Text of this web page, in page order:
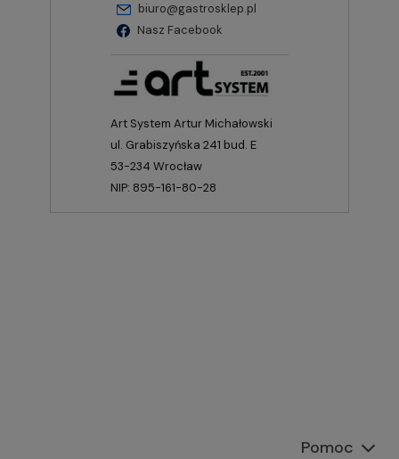
biuro@gastrosklep.pl
Nasz Facebook
Art System Artur Michałowski
ul. Grabiszyńska 241 bud. E
53-234 Wrocław
NIP: 895-161-80-28
Pomoc